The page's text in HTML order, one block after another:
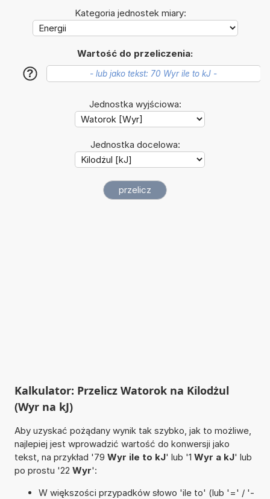
Kategoria jednostek miary:
Wartość do przeliczenia:
?
Jednostka wyjściowa:
Jednostka docelowa:
Kalkulator: Przelicz Watorok na Kilodżul
(Wyr na kJ)
Aby uzyskać pożądany wynik tak szybko, jak to możliwe,
najlepiej jest wprowadzić wartość do konwersji jako
tekst, na przykład '79 Wyr ile to kJ' lub '1 Wyr a kJ' lub
po prostu '22 Wyr':
W większości przypadków słowo 'ile to' (lub '=' / '-